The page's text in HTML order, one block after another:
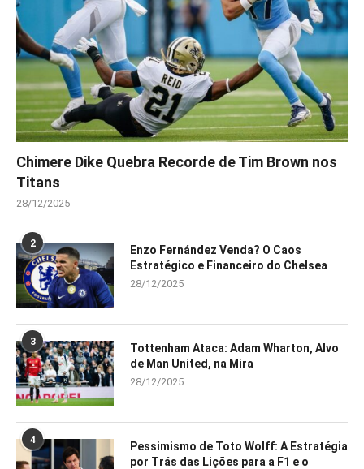
Chimere Dike Quebra Recorde de Tim Brown nos
Titans
28/12/2025
2
Enzo Fernández Venda? O Caos
Estratégico e Financeiro do Chelsea
28/12/2025
3
Tottenham Ataca: Adam Wharton, Alvo
de Man United, na Mira
28/12/2025
4
Pessimismo de Toto Wolff: A Estratégia
por Trás das Lições para a F1 e o